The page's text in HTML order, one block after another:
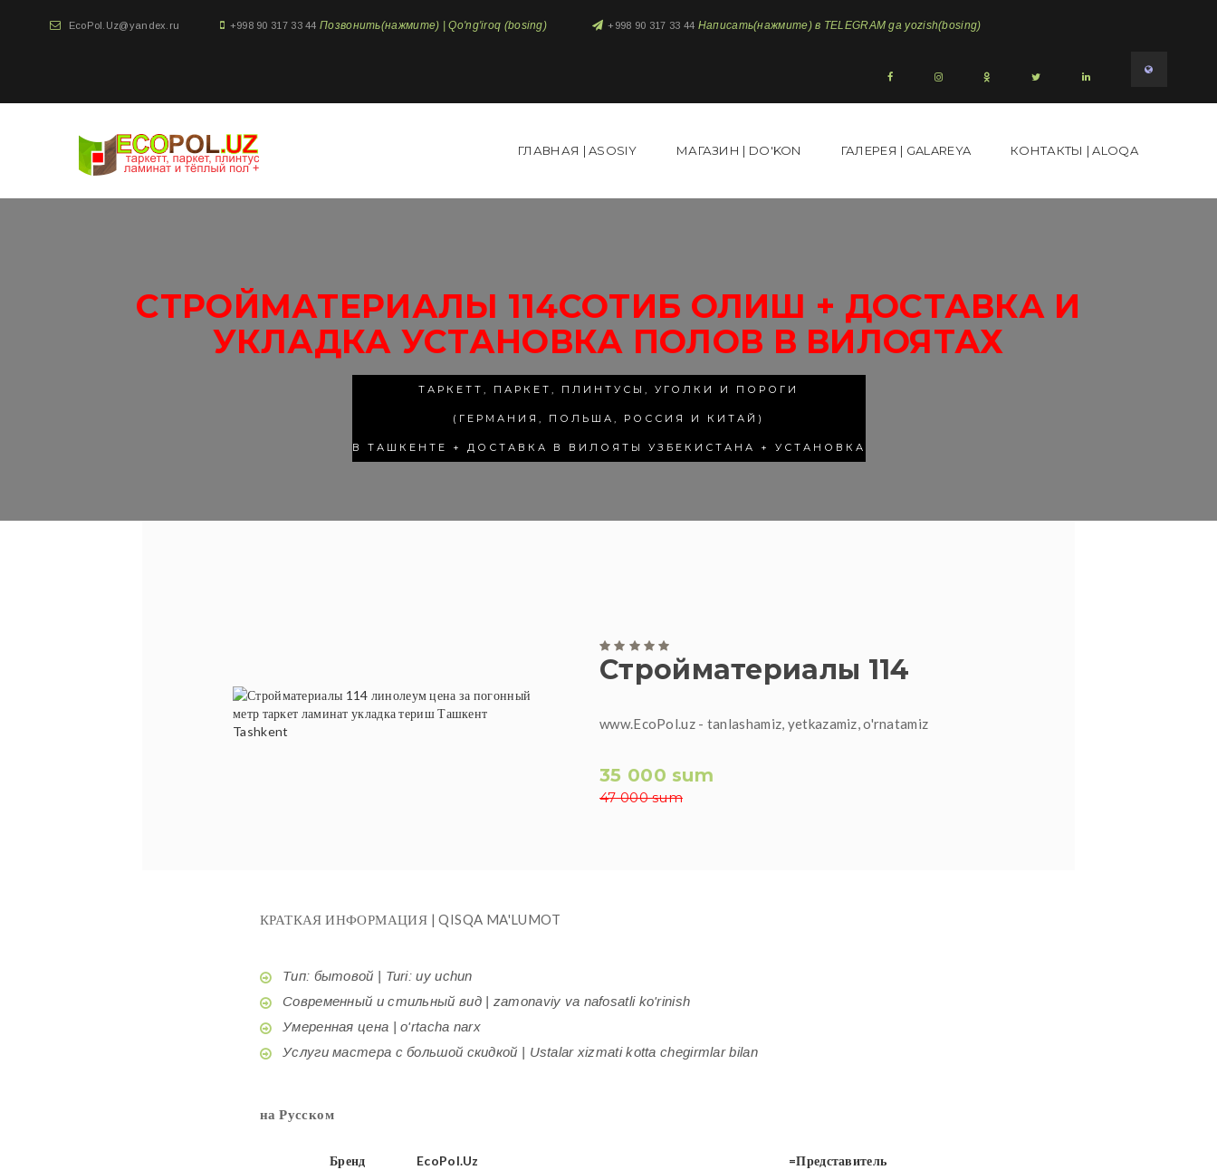
EcoPol.Uz@yandex.ru +998 90 317 33 44 Позвонить(нажмите) | Qo'ng'iroq (bosing) +998 90 317 33 44 Написать(нажмите) в TELEGRAM ga yozish(bosing)
ГЛАВНАЯ | ASOSIY МАГАЗИН | DO'KON ГАЛЕРЕЯ | GALAREYA КОНТАКТЫ | ALOQA
СТРОЙМАТЕРИАЛЫ 114СОТИБ ОЛИШ + ДОСТАВКА И
УКЛАДКА УСТАНОВКА ПОЛОВ В ВИЛОЯТАХ
ТАРКЕТТ, ПАРКЕТ, ПЛИНТУСЫ, УГОЛКИ И ПОРОГИ
(ГЕРМАНИЯ, ПОЛЬША, РОССИЯ И КИТАЙ)
В ТАШКЕНТЕ + ДОСТАВКА В ВИЛОЯТЫ УЗБЕКИСТАНА + УСТАНОВКА
Стройматериалы 114
www.EcoPol.uz - tanlashamiz, yetkazamiz, o'rnatamiz
35 000 sum
47 000 sum
КРАТКАЯ ИНФОРМАЦИЯ | QISQA MA'LUMOT
Тип: бытовой | Turi: uy uchun
Современный и стильный вид | zamonaviy va nafosatli ko'rinish
Умеренная цена | o'rtacha narx
Услуги мастера с большой скидкой | Ustalar xizmati kotta chegirmlar bilan
на Русском
Бренд EcoPol.Uz
=Представитель